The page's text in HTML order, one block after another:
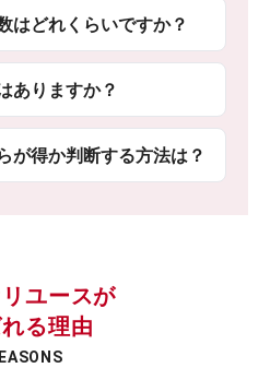
はどれくらいですか？
ありますか？
が得か判断する方法は？
ユースが
る理由